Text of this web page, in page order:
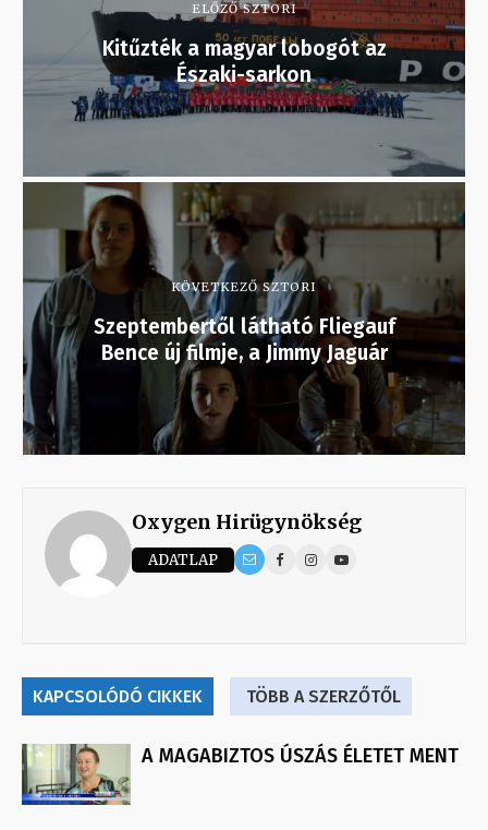
ELŐZŐ SZTORI
Kitűzték a magyar lobogót az
Északi-sarkon
KÖVETKEZŐ SZTORI
Szeptembertől látható Fliegauf
Bence új filmje, a Jimmy Jaguár
Oxygen Hirügynökség
ADATLAP
KAPCSOLÓDÓ CIKKEK TÖBB A SZERZŐTŐL
A MAGABIZTOS ÚSZÁS ÉLETET MENT